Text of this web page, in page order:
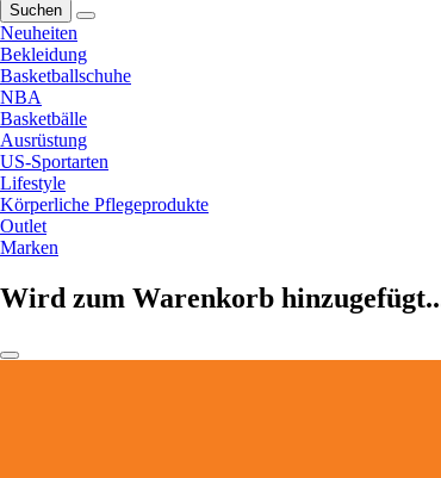
Suchen
Neuheiten
Bekleidung
Basketballschuhe
NBA
Basketbälle
Ausrüstung
US-Sportarten
Lifestyle
Körperliche Pflegeprodukte
Outlet
Marken
Wird zum Warenkorb